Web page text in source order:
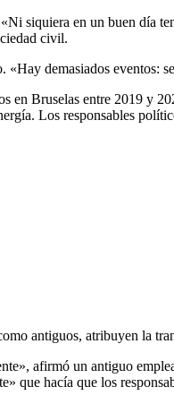
«Ni siquiera en un buen día
civil.
«Hay demasiados eventos:
en Bruselas entre 2019 y
Los responsables
antiguos, atribuyen la
afirmó un antiguo
que hacía que los